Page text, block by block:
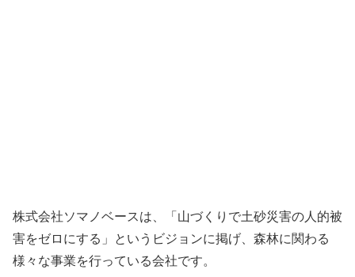
株式会社ソマノベースは、「山づくりで土砂災害の人的被
害をゼロにする」というビジョンに掲げ、森林に関わる
様々な事業を行っている会社です。